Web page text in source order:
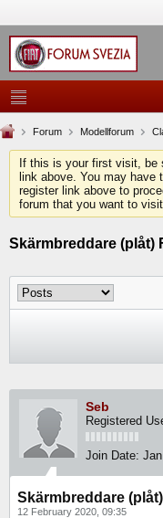
Forum Modellforum
If this is your first visit, be
link above. You may have
register link above to
forum that you want to
Skärmbreddare (plåt)
Seb
Registered
Join Date:
Skärmbreddare
12 February 2020, 09:35